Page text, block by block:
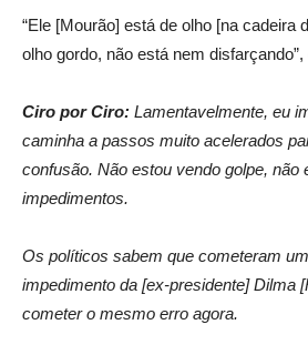
“Ele [Mourão] está de olho [na cadeira
olho gordo, não está nem disfarçando”,
Ciro por Ciro: Lamentavelmente, eu
caminha a passos muito acelerados
confusão. Não estou vendo golpe, não
impedimentos.
Os políticos sabem que cometeram
impedimento da [ex-presidente] Dilma
cometer o mesmo erro agora.